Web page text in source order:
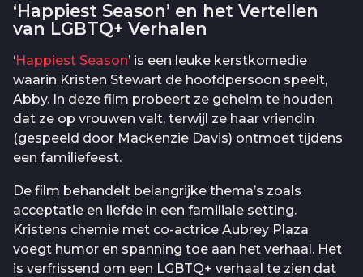
‘Happiest Season’ en het Vertellen
van LGBTQ+ Verhalen
‘Happiest Season’ is een leuke kerstkomedie
waarin Kristen Stewart de hoofdpersoon speelt,
Abby. In deze film probeert ze geheim te houden
dat ze op vrouwen valt, terwijl ze haar vriendin
(gespeeld door Mackenzie Davis) ontmoet tijdens
een familiefeest.
De film behandelt belangrijke thema’s zoals
acceptatie en liefde in een familiale setting.
Kristens chemie met co-actrice Aubrey Plaza
voegt humor en spanning toe aan het verhaal. Het
is verfrissend om een LGBTQ+ verhaal te zien dat